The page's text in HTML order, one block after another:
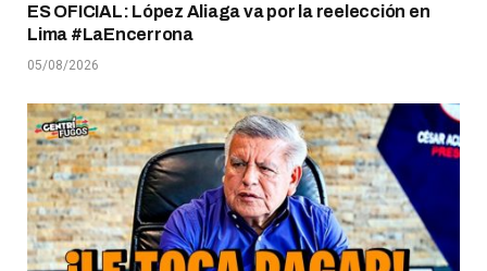
ES OFICIAL: López Aliaga va por la reelección en
Lima #LaEncerrona
05/08/2026